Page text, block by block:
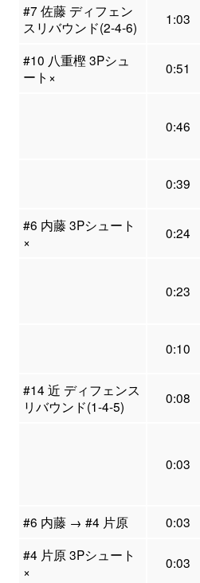
#7 佐藤 ディフェン
スリバウンド(2-4-6)
1:03
#10 八重樫 3Pシュ
ート×
0:51
0:46
0:39
#6 内藤 3Pシュート
×
0:24
0:23
0:10
#14 近 ディフェンス
リバウンド(1-4-5)
0:08
0:03
#6 内藤 → #4 片原
0:03
#4 片原 3Pシュート
×
0:03